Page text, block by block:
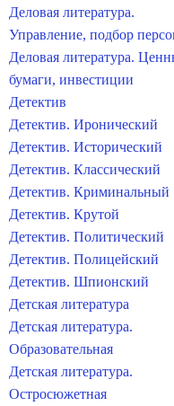
Деловая литература.
Управление, подбор
Деловая литература.
бумаги, инвестиции
Детектив
Детектив. Иронический
Детектив. Исторический
Детектив. Классический
Детектив. Криминальный
Детектив. Крутой
Детектив. Политический
Детектив. Полицейский
Детектив. Шпионский
Детская литература
Детская литература.
Образовательная
Детская литература.
Остросюжетная